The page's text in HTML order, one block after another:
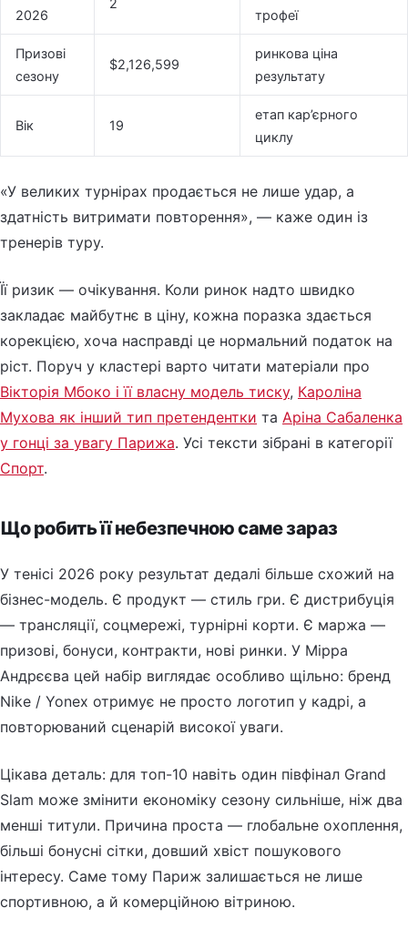
2026
2
трофеї
Призові
сезону
$2,126,599
ринкова ціна
результату
Вік 19
етап кар’єрного
циклу
«У великих турнірах продається не лише удар, а
здатність витримати повторення», — каже один із
тренерів туру.
Її ризик — очікування. Коли ринок надто швидко
закладає майбутнє в ціну, кожна поразка здається
корекцією, хоча насправді це нормальний податок на
ріст. Поруч у кластері варто читати матеріали про
Вікторія Мбоко і її власну модель тиску, Кароліна
Мухова як інший тип претендентки та Аріна Сабаленка
у гонці за увагу Парижа. Усі тексти зібрані в категорії
Спорт.
Що робить її небезпечною саме зараз
У тенісі 2026 року результат дедалі більше схожий на
бізнес-модель. Є продукт — стиль гри. Є дистрибуція
— трансляції, соцмережі, турнірні корти. Є маржа —
призові, бонуси, контракти, нові ринки. У Мірра
Андрєєва цей набір виглядає особливо щільно: бренд
Nike / Yonex отримує не просто логотип у кадрі, а
повторюваний сценарій високої уваги.
Цікава деталь: для топ-10 навіть один півфінал Grand
Slam може змінити економіку сезону сильніше, ніж два
менші титули. Причина проста — глобальне охоплення,
більші бонусні сітки, довший хвіст пошукового
інтересу. Саме тому Париж залишається не лише
спортивною, а й комерційною вітриною.